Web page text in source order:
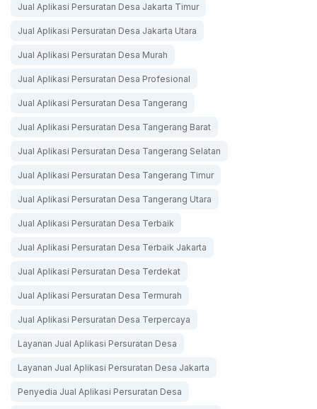
Jual Aplikasi Persuratan Desa Jakarta Timur
Jual Aplikasi Persuratan Desa Jakarta Utara
Jual Aplikasi Persuratan Desa Murah
Jual Aplikasi Persuratan Desa Profesional
Jual Aplikasi Persuratan Desa Tangerang
Jual Aplikasi Persuratan Desa Tangerang Barat
Jual Aplikasi Persuratan Desa Tangerang Selatan
Jual Aplikasi Persuratan Desa Tangerang Timur
Jual Aplikasi Persuratan Desa Tangerang Utara
Jual Aplikasi Persuratan Desa Terbaik
Jual Aplikasi Persuratan Desa Terbaik Jakarta
Jual Aplikasi Persuratan Desa Terdekat
Jual Aplikasi Persuratan Desa Termurah
Jual Aplikasi Persuratan Desa Terpercaya
Layanan Jual Aplikasi Persuratan Desa
Layanan Jual Aplikasi Persuratan Desa Jakarta
Penyedia Jual Aplikasi Persuratan Desa